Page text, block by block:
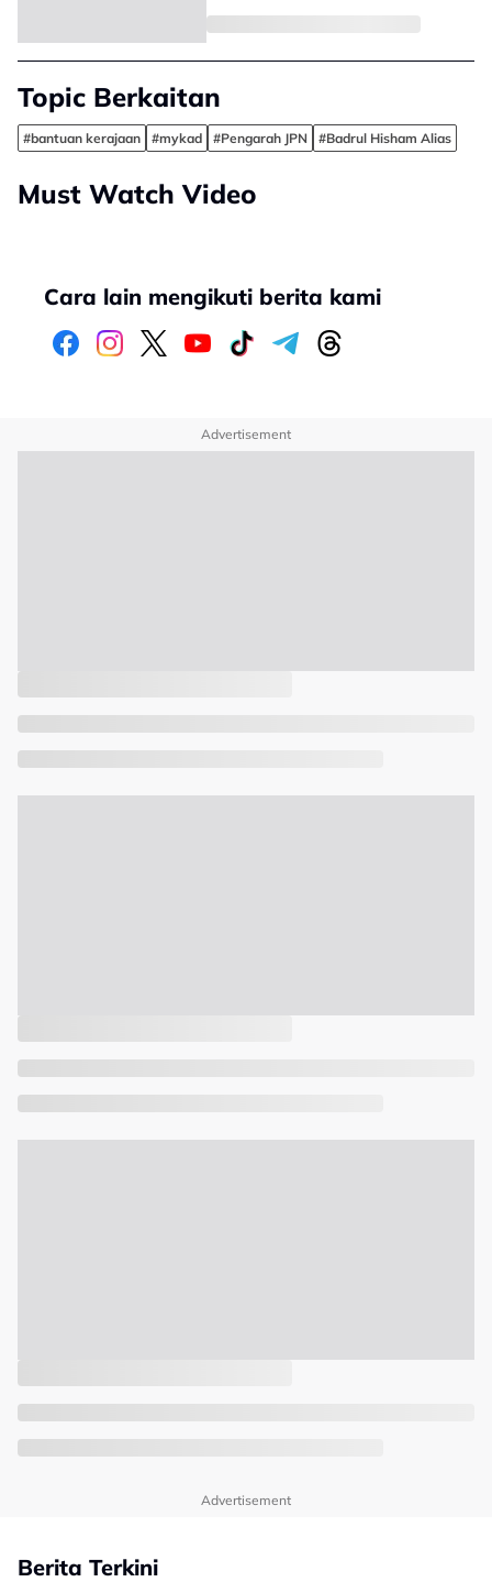
Topic Berkaitan
#bantuan kerajaan #mykad #Pengarah JPN #Badrul Hisham Alias
Must Watch Video
Cara lain mengikuti berita kami
Advertisement
Advertisement
Berita Terkini